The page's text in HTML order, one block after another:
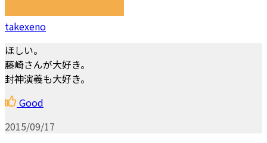
takexeno
ほしい。
藤崎さんが大好き。
封神演義も大好き。
Good
2015/09/17